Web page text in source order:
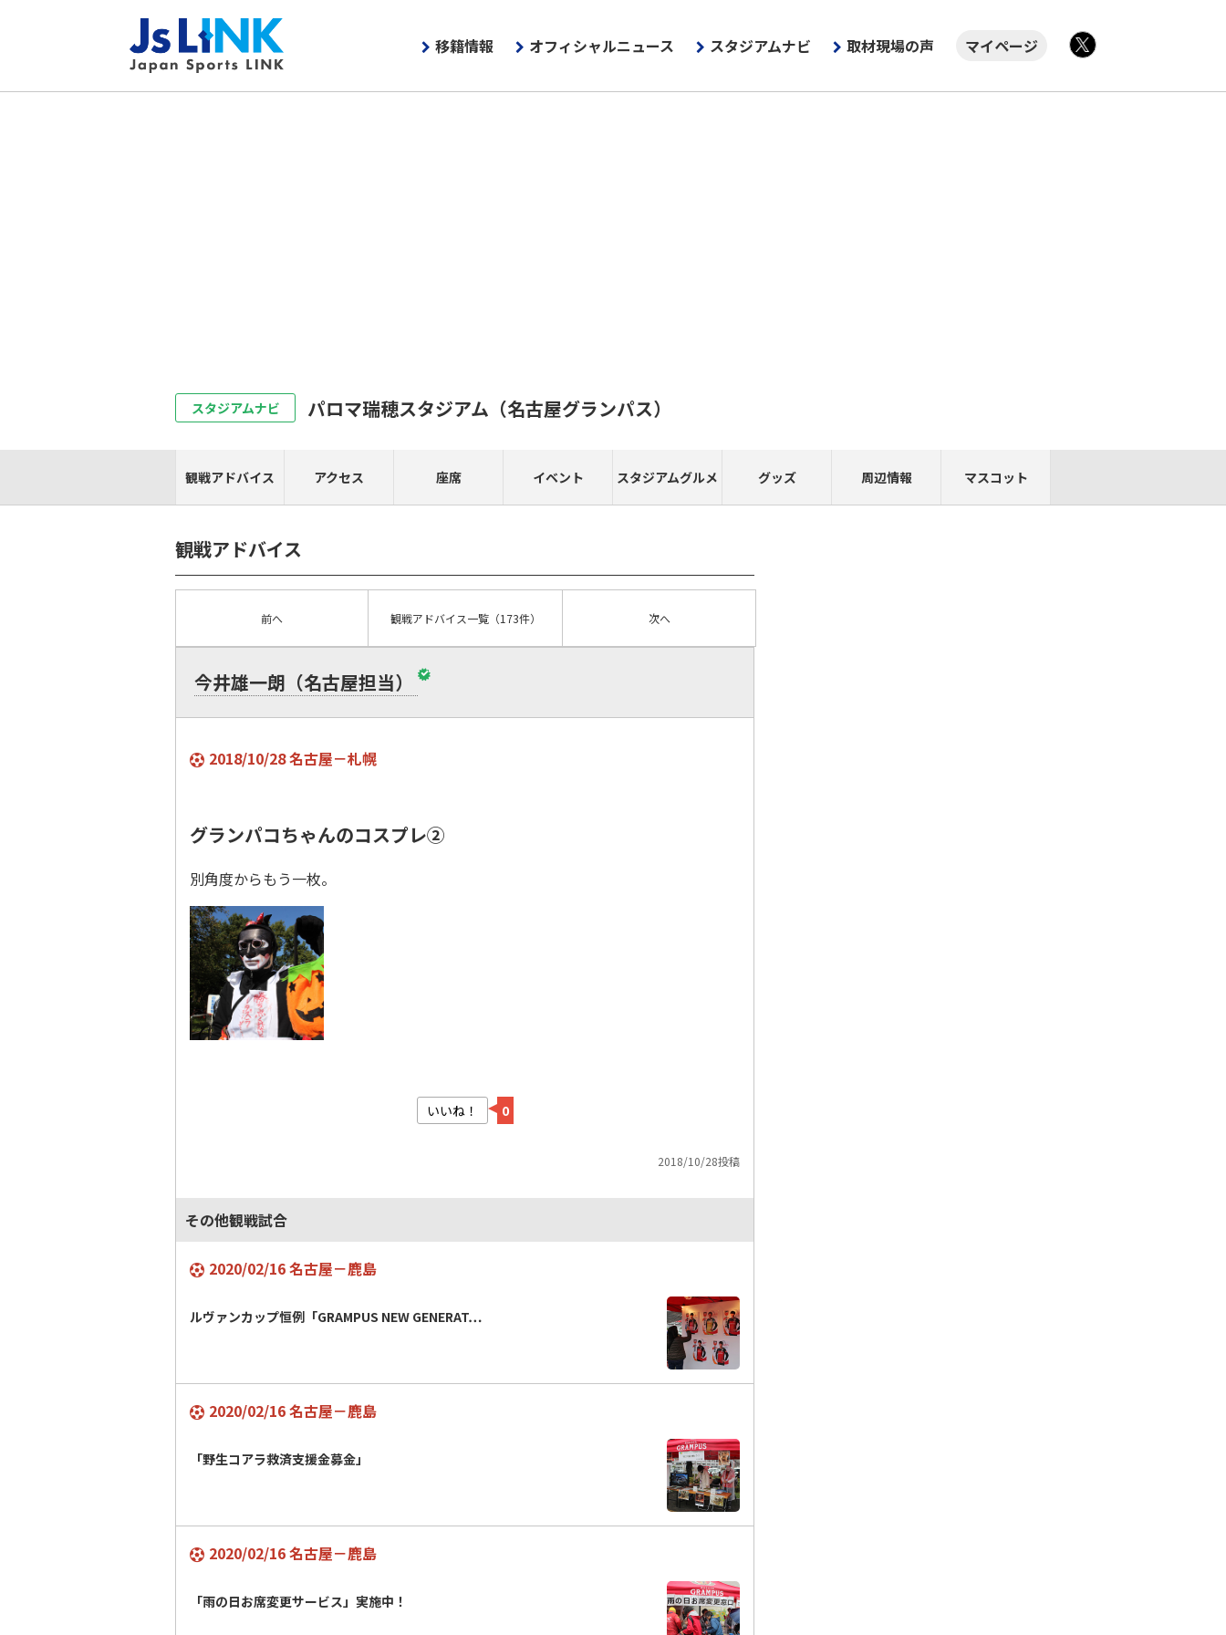
移籍情報 オフィシャルニュース スタジアムナビ 取材現場の声
マイページ
スタジアムナビ パロマ瑞穂スタジアム （名古屋グランパス）
観戦アドバイス アクセス 座席 イベント スタジアムグルメ グッズ 周辺情報 マスコット
観戦アドバイス
前へ 観戦アドバイス一覧（173件） 次へ
今井雄一朗（名古屋担当）
2018/10/28 名古屋－札幌
グランパコちゃんのコスプレ②
別角度からもう一枚。
いいね！ 0
2018/10/28投稿
その他観戦試合
2020/02/16 名古屋－鹿島
ルヴァンカップ恒例「GRAMPUS NEW GENERAT…
2020/02/16 名古屋－鹿島
「野生コアラ救済支援金募金」
2020/02/16 名古屋－鹿島
「雨の日お席変更サービス」実施中！